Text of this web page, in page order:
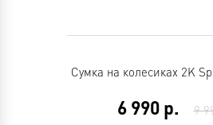
Сумка на колесиках 2K
6 990р. 9